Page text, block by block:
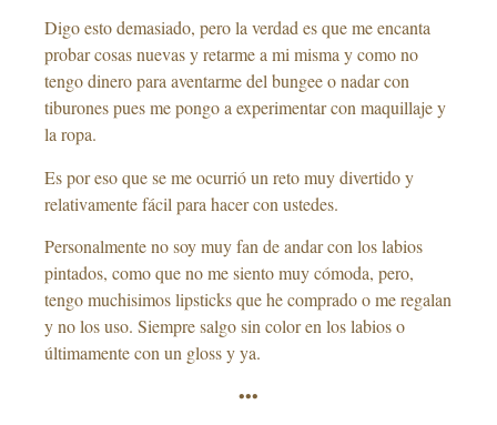
Digo esto demasiado, pero la verdad es que me encanta
probar cosas nuevas y retarme a mi misma y como no
tengo dinero para aventarme del bungee o nadar con
tiburones pues me pongo a experimentar con maquillaje y
la ropa.
Es por eso que se me ocurrió un reto muy divertido y
relativamente fácil para hacer con ustedes.
Personalmente no soy muy fan de andar con los labios
pintados, como que no me siento muy cómoda, pero,
tengo muchisimos lipsticks que he comprado o me regalan
y no los uso. Siempre salgo sin color en los labios o
últimamente con un gloss y ya.
•••